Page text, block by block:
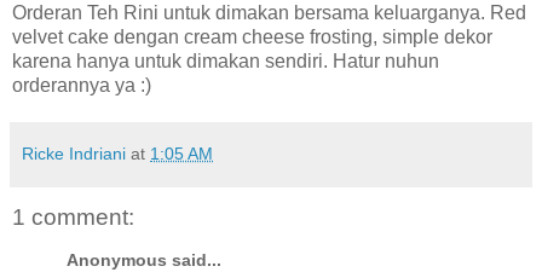
Orderan Teh Rini untuk dimakan bersama keluarganya. Red
velvet cake dengan cream cheese frosting, simple dekor
karena hanya untuk dimakan sendiri. Hatur nuhun
orderannya ya :)
Ricke Indriani at 1:05 AM
1 comment:
Anonymous said...